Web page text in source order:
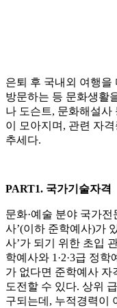
은퇴 후 국내외 여행을
방문하는 등 문화생활
나 도슨트, 문화해설사
이 모아지며, 관련 자
추세다.
PART1. 국가기술자격
문화·예술 분야 국가
사’(이하 준학예사)가
사’가 되기 위한 초입
학예사와 1·2·3급 정
가 없다면 준학예사 자
도전할 수 있다. 상위
구되는데, 누적경력이